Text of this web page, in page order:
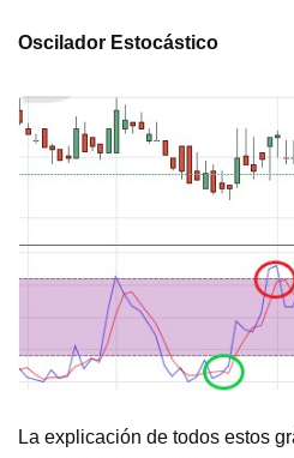
Oscilador Estocástico
La explicación de todos estos